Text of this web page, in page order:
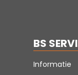
BS
Informatie